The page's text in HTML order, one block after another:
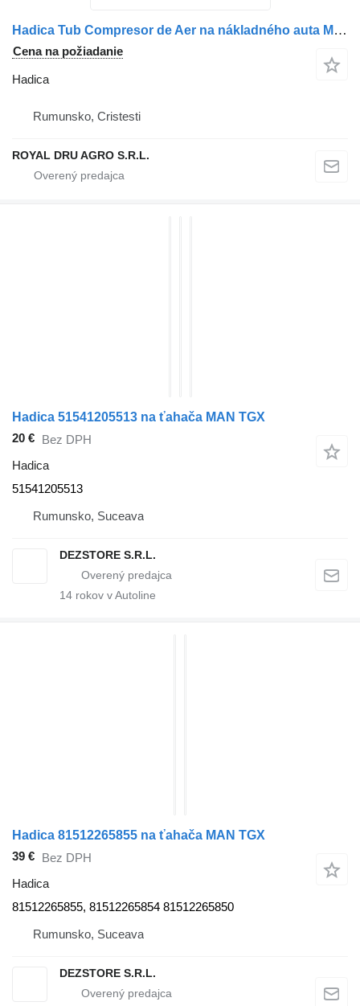
Hadica Tub Compresor de Aer na nákladného auta MAN 5106304-5457 / 51063045457 / 5106303-5838 / 51063035838
Cena na požiadanie
Hadica
Rumunsko, Cristesti
ROYAL DRU AGRO S.R.L.
Hadica 51541205513 na ťahača MAN TGX
20 € Bez DPH
Hadica
51541205513
Rumunsko, Suceava
DEZSTORE S.R.L.
14 rokov v Autoline
Hadica 81512265855 na ťahača MAN TGX
39 € Bez DPH
Hadica
81512265855, 81512265854 81512265850
Rumunsko, Suceava
DEZSTORE S.R.L.